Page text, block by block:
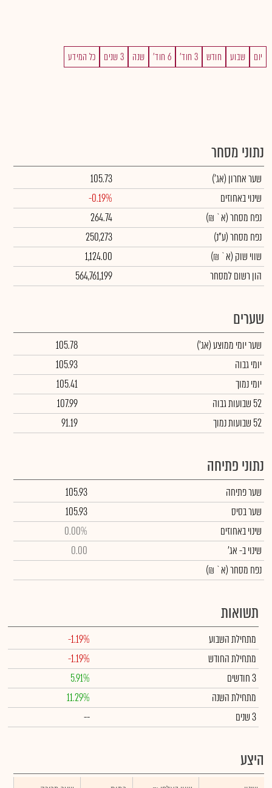
יום שבוע חודש 3 חוד' 6 חוד' שנה 3 שנים כל המידע
נתוני מסחר
שער אחרון (אג')
105.73
שינוי באחוזים
-0.19%
נפח מסחר(א` ₪)
264.74
נפח מסחר(ע"נ)
250,273
שווי שוק (א` ₪)
1,124.00
הון רשום למסחר
564,761,199
שערים
שער יומי ממוצע(אג')
105.78
יומי גבוה
105.93
יומי נמוך
105.41
52 שבועות גבוה
107.99
52 שבועות נמוך
91.19
נתוני פתיחה
שער פתיחה
105.93
שער בסיס
105.93
שינוי באחוזים
0.00%
שינויב- אג'
0.00
נפח מסחר(א` ₪)
תשואות
מתחילת השבוע
-1.19%
מתחילת החודש
-1.19%
3 חודשים
5.91%
מתחילת השנה
11.29%
3 שנים
--
היצע